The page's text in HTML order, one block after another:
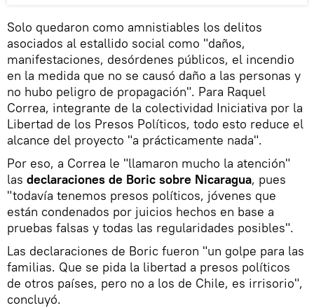
Solo quedaron como amnistiables los delitos
asociados al estallido social como "daños,
manifestaciones, desórdenes públicos, el incendio
en la medida que no se causó daño a las personas y
no hubo peligro de propagación". Para Raquel
Correa, integrante de la colectividad Iniciativa por la
Libertad de los Presos Políticos, todo esto reduce el
alcance del proyecto "a prácticamente nada".
Por eso, a Correa le "llamaron mucho la atención"
las declaraciones de Boric sobre Nicaragua, pues
"todavía tenemos presos políticos, jóvenes que
están condenados por juicios hechos en base a
pruebas falsas y todas las regularidades posibles".
Las declaraciones de Boric fueron "un golpe para las
familias. Que se pida la libertad a presos políticos
de otros países, pero no a los de Chile, es irrisorio",
concluyó.